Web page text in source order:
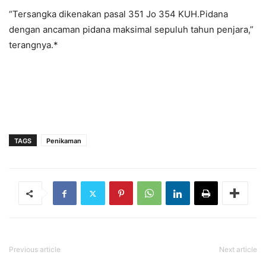
“Tersangka dikenakan pasal 351 Jo 354 KUH.Pidana
dengan ancaman pidana maksimal sepuluh tahun penjara,”
terangnya.*
TAGS Penikaman
Previous article Next article